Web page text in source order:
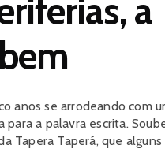
a
anos se arrodeando com
a palavra escrita.
Tapera Taperá, que alguns